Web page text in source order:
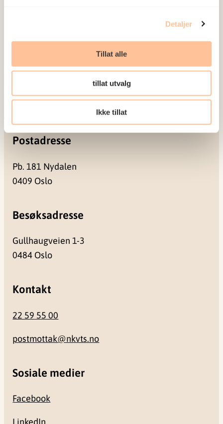
Detaljer
Tillat alle
tillat utvalg
Ikke tillat
Postadresse
Pb. 181 Nydalen
0409 Oslo
Besøksadresse
Gullhaugveien 1-3
0484 Oslo
Kontakt
22 59 55 00
postmottak@nkvts.no
Sosiale medier
Facebook